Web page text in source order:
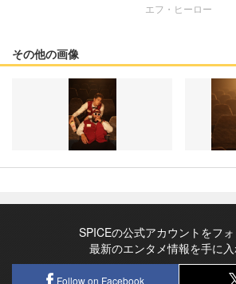
エフ・ヒーロー
その他の画像
SPICEの公式アカウントをフ
最新のエンタメ情報を手に入
Follow on Facebook